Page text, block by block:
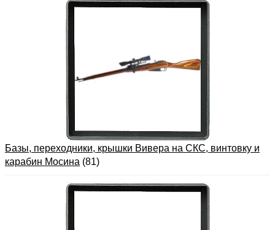
Базы, переходники, крышки Вивера на СКС, винтовку и
карабин Мосина (81)